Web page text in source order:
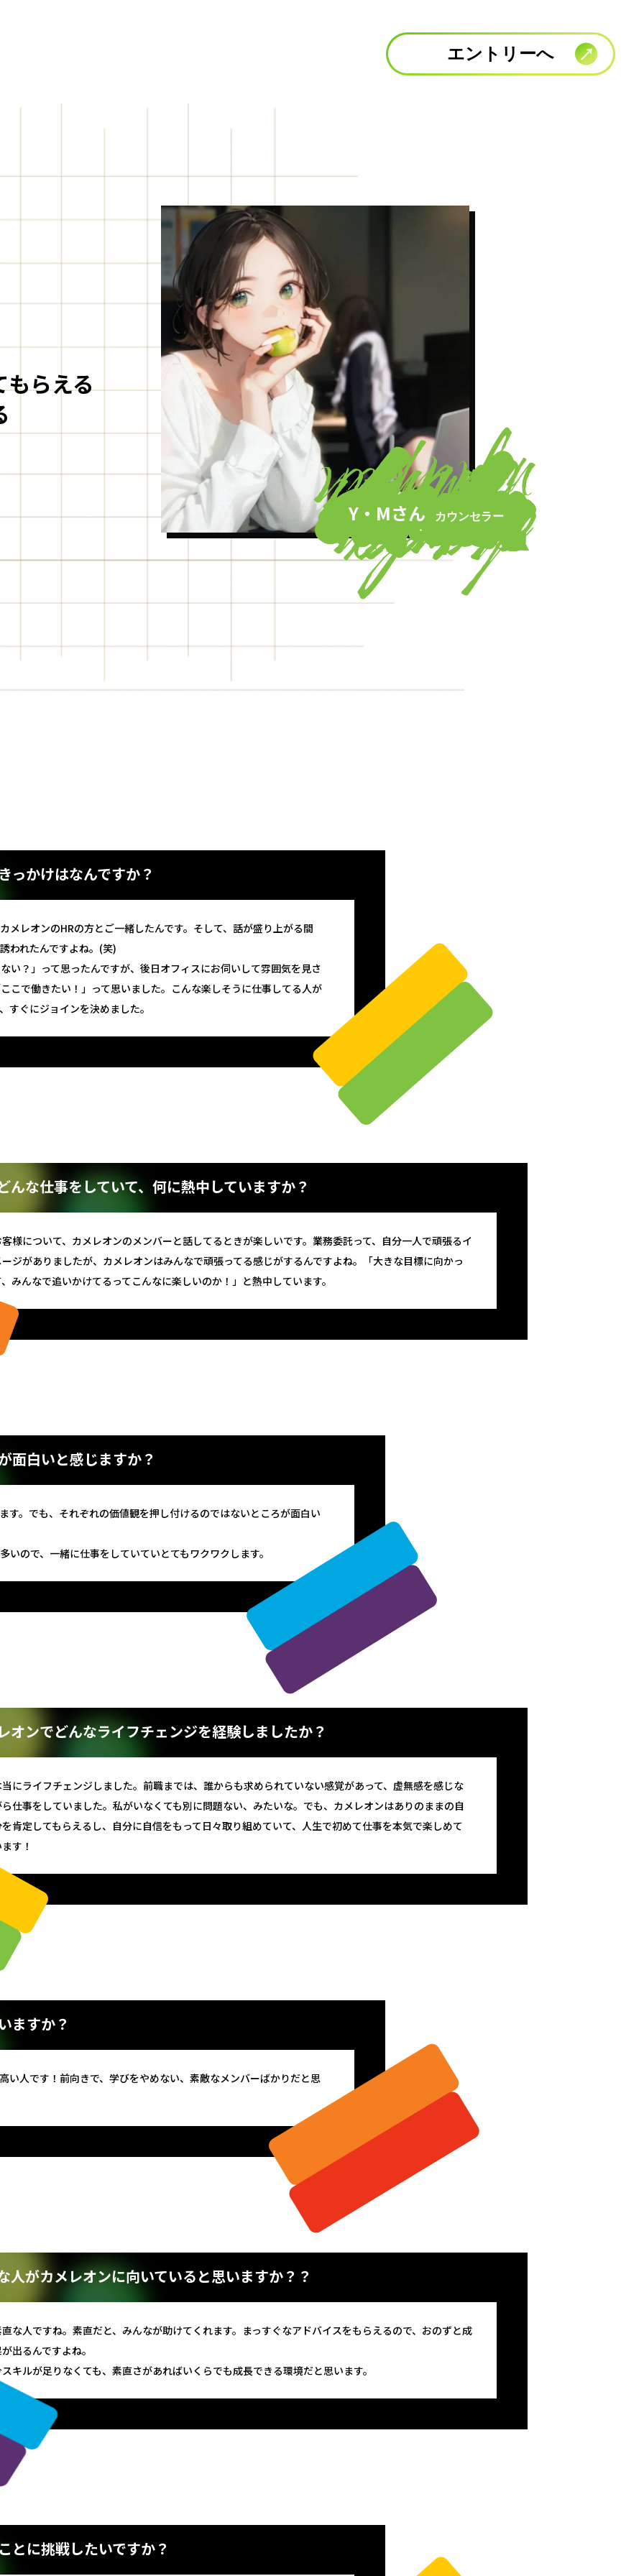
エントリーへ
もらえる
Y・Mさん カウンセラー
っかけはなんですか？
メレオンのHRの方とご一緒したんです。そして、話が盛り上がる間
われたんですよね。(笑)
い？」って思ったんですが、後日オフィスにお伺いして雰囲気を見さ
こで働きたい！」って思いました。こんな楽しそうに仕事してる人が
すぐにジョインを決めました。
んな仕事をしていて、何に熱中していますか？
様について、カメレオンのメンバーと話してるときが楽しいです。業務委託って、自分一人で頑張るイ
ジがありましたが、カメレオンはみんなで頑張ってる感じがするんですよね。「大きな目標に向かっ
みんなで追いかけてるってこんなに楽しいのか！」と熱中しています。
面白いと感じますか？
す。でも、それぞれの価値観を押し付けるのではないところが面白い
いので、一緒に仕事をしていていとてもワクワクします。
オンでどんなライフチェンジを経験しましたか？
にライフチェンジしました。前職までは、誰からも求められていない感覚があって、虚無感を感じな
仕事をしていました。私がいなくても別に問題ない、みたいな。でも、カメレオンはありのままの自
肯定してもらえるし、自分に自信をもって日々取り組めていて、人生で初めて仕事を本気で楽しめて
す！
ますか？
い人です！前向きで、学びをやめない、素敵なメンバーばかりだと思
人がカメレオンに向いていると思いますか？？
な人ですね。素直だと、みんなが助けてくれます。まっすぐなアドバイスをもらえるので、おのずと成
出るんですよね。
キルが足りなくても、素直さがあればいくらでも成長できる環境だと思います。
とに挑戦したいですか？